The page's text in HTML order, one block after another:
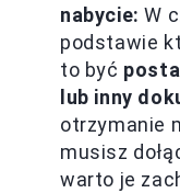
nabycie: W
podstawie
to być
lub inny
otrzymanie
musisz
warto je